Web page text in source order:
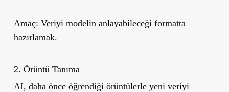
Amaç: Veriyi modelin anlayabileceği formatta
hazırlamak.
2. Örüntü Tanıma
AI, daha önce öğrendiği örüntülerle yeni veriyi